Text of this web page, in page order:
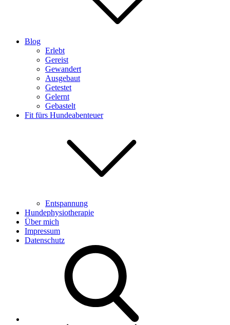
Blog
Erlebt
Gereist
Gewandert
Ausgebaut
Getestet
Gelernt
Gebastelt
Fit fürs Hundeabenteuer
Entspannung
Hundephysiotherapie
Über mich
Impressum
Datenschutz